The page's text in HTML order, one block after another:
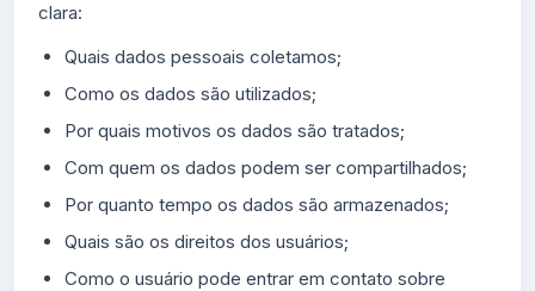
clara:
Quais dados pessoais coletamos;
Como os dados são utilizados;
Por quais motivos os dados são tratados;
Com quem os dados podem ser compartilhados;
Por quanto tempo os dados são armazenados;
Quais são os direitos dos usuários;
Como o usuário pode entrar em contato sobre